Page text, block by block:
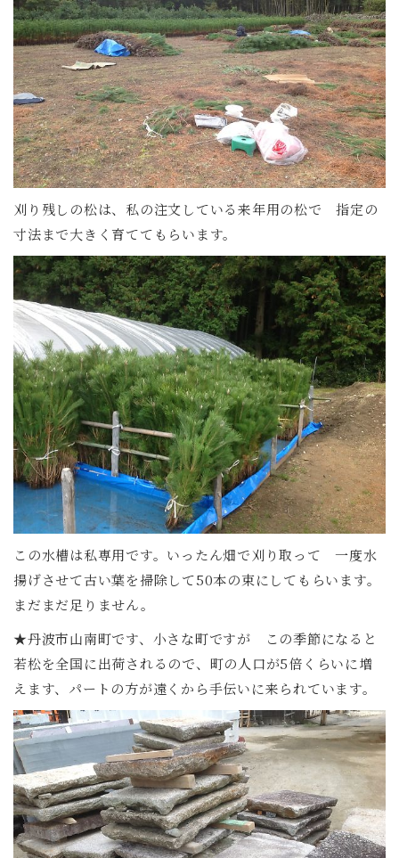
刈り残しの松は、私の注文している来年用の松で 指定の
寸法まで大きく育ててもらいます。
この水槽は私専用です。いったん畑で刈り取って 一度水
揚げさせて古い葉を掃除して50本の束にしてもらいます。
まだまだ足りません。
★丹波市山南町です、小さな町ですが この季節になると
若松を全国に出荷されるので、町の人口が5倍くらいに増
えます、パートの方が遠くから手伝いに来られています。